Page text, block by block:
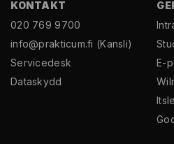
KONTAKT
020 769 9700
info@prakticum.fi (Kansli)
Servicedesk
Dataskydd
E-